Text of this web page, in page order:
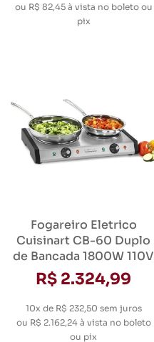
ou R$ 82,45à vista no boleto ou
pix
Fogareiro Eletrico
Cuisinart CB-60 Duplo
de Bancada 1800W 110V
R$ 2.324,99
10x de R$ 232,50 sem juros
ou R$ 2.162,24à vista no boleto
ou pix